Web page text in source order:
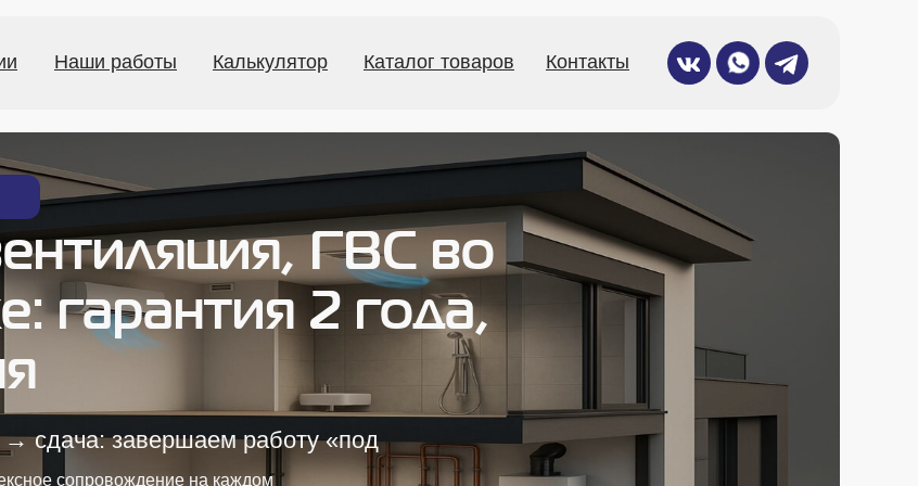
Контакты
Наши работы Каталог товаров
Калькулятор
сопровождение на каждом
→ сдача: завершаем работу «под
ГВС во
гарантия 2 года,